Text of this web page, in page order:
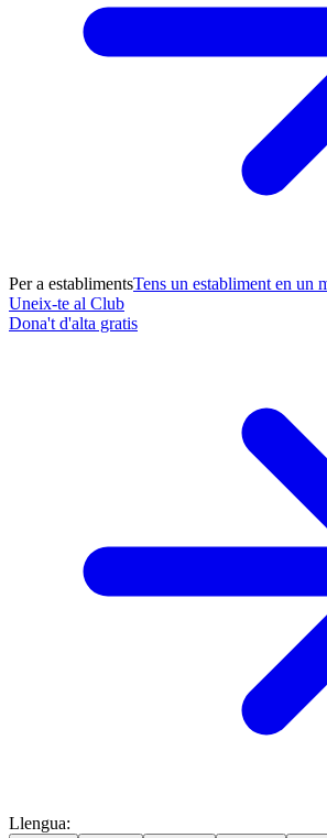
Per a establimentsTens un establiment en un
Uneix-te al Club
Dona't d'alta gratis
Llengua: